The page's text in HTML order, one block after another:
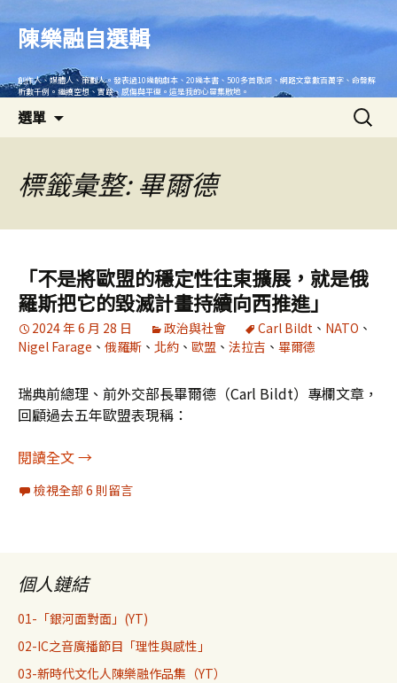
內
陳樂融自選輯
創作人、媒體人、策劃人。發表過10幾齣劇本、20幾本書、500多首歌詞、網路文章數百萬字、命盤解
析數千例。繼續空想、實踐、感傷與平復。這是我的心靈集散地。
選單
搜
尋
標籤彙整: 畢爾德
「不是將歐盟的穩定性往東擴展，就是俄
羅斯把它的毀滅計畫持續向西推進」
2024 年 6 月 28 日 政治與社會 Carl Bildt 、 NATO 、
Nigel Farage 、 俄羅斯 、 北約 、 歐盟 、 法拉吉 、 畢爾德
瑞典前總理、前外交部長畢爾德（Carl Bildt）專欄文章，
回顧過去五年歐盟表現稱：
閱讀全文「不是將歐盟的穩定性往東擴展，就是俄羅斯把它
→
檢視全部 6 則留言
個人鏈結
01-「銀河面對面」(YT)
02-IC之音廣播節目「理性與感性」
03-新時代文化人陳樂融作品集（YT）